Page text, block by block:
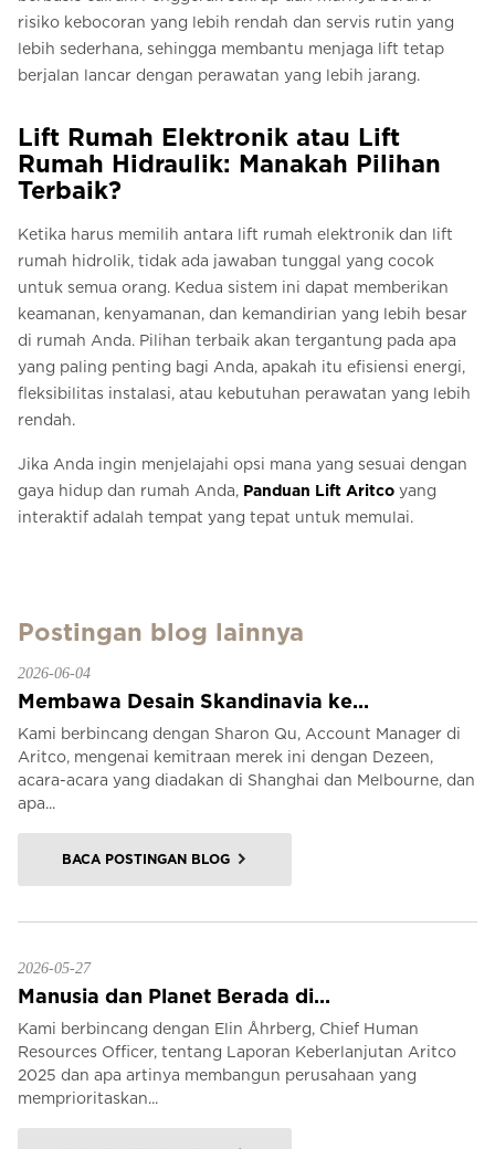
risiko kebocoran yang lebih rendah dan servis rutin yang
lebih sederhana, sehingga membantu menjaga lift tetap
berjalan lancar dengan perawatan yang lebih jarang.
Lift Rumah Elektronik atau Lift
Rumah Hidraulik: Manakah Pilihan
Terbaik?
Ketika harus memilih antara lift rumah elektronik dan lift
rumah hidrolik, tidak ada jawaban tunggal yang cocok
untuk semua orang. Kedua sistem ini dapat memberikan
keamanan, kenyamanan, dan kemandirian yang lebih besar
di rumah Anda. Pilihan terbaik akan tergantung pada apa
yang paling penting bagi Anda, apakah itu efisiensi energi,
fleksibilitas instalasi, atau kebutuhan perawatan yang lebih
rendah.
Jika Anda ingin menjelajahi opsi mana yang sesuai dengan
gaya hidup dan rumah Anda, Panduan Lift Aritco yang
interaktif adalah tempat yang tepat untuk memulai.
Postingan blog lainnya
2026-06-04
Membawa Desain Skandinavia ke...
Kami berbincang dengan Sharon Qu, Account Manager di
Aritco, mengenai kemitraan merek ini dengan Dezeen,
acara-acara yang diadakan di Shanghai dan Melbourne, dan
apa...
BACA POSTINGAN BLOG
2026-05-27
Manusia dan Planet Berada di...
Kami berbincang dengan Elin Åhrberg, Chief Human
Resources Officer, tentang Laporan Keberlanjutan Aritco
2025 dan apa artinya membangun perusahaan yang
memprioritaskan...